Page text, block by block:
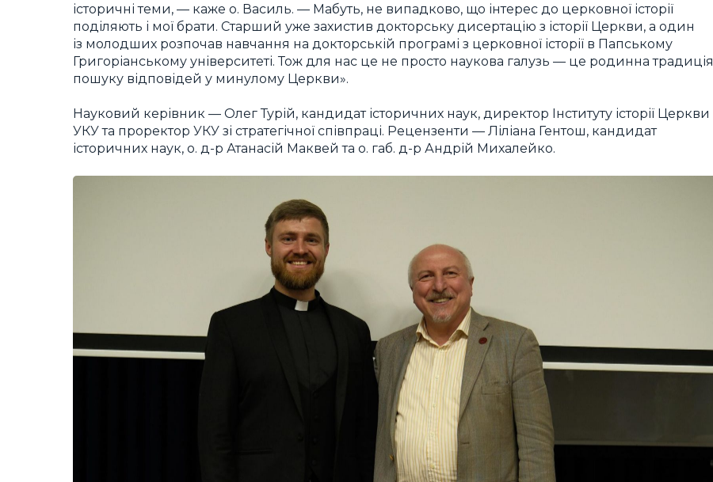
історичні теми, — каже о. Василь. — Мабуть, не випадково, що інтерес до церковної історії
поділяють і мої брати. Старший уже захистив докторську дисертацію з історії Церкви, а один
із молодших розпочав навчання на докторській програмі з церковної історії в Папському
Григоріанському університеті. Тож для нас це не просто наукова галузь — це родинна традиція
пошуку відповідей у минулому Церкви».
Науковий керівник — Олег Турій, кандидат історичних наук, директор Інституту історії Церкви
УКУ та проректор УКУ зі стратегічної співпраці. Рецензенти — Ліліана Гентош, кандидат
історичних наук, о. д-р Атанасій Маквей та о. габ. д-р Андрій Михалейко.